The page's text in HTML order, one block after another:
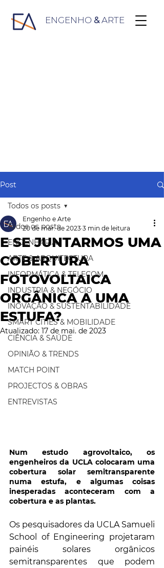
ENGENHO &ARTE
Post
Todos os posts
ENGENHARIA
ARTE & ARQUITECTURA
INFORMÁTICA & TELECOM
INDUSTRIA & NEGÓCIO
INOVAÇÃO & SUSTENTABILIDADE
SMART CITIES & MOBILIDADE
CIÊNCIA & SAÚDE
OPINIÃO & TRENDS
MATCH POINT
PROJECTOS & OBRAS
ENTREVISTAS
Todos os posts
E SE JUNTARMOS UMA
COBERTURA
FOTOVOLTAICA
ORGÂNICA A UMA
ESTUFA?
Engenho e Arte
20 de mar. de 2023 3 min de leitura
Atualizado: 17 de mai. de 2023
Num estudo agrovoltaico, os
engenheiros da UCLA colocaram uma
cobertura solar semitransparente
numa estufa, e algumas coisas
inesperadas aconteceram com a
cobertura e as plantas.
Os pesquisadores da UCLA Samueli
School of Engineering projetaram
painéis solares orgânicos
semitransparentes que podem